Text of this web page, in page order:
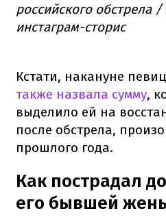
российского обстрела
инстаграм-сторис
Кстати, накануне
также назвала сумму,
выделило ей на
после обстрела,
прошлого года.
Как пострадал
его бывшей